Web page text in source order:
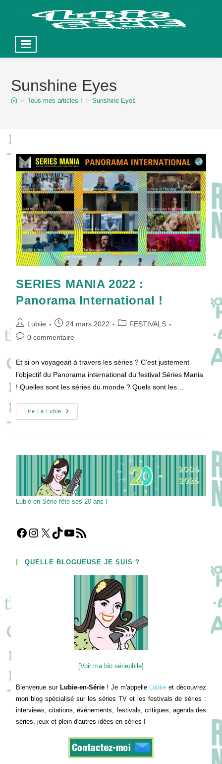
contentSunshine Eyes
> Tous mes articles ! > Sunshine Eyes
SERIES MANIA 2022 :
Panorama International !
Auteur/autrice
de
Lubiie
Publication
publiée :
24 mars 2022
PostFESTIVALS
Commentaires
publication :
0 commentaire
Et si on voyageait à travers les séries ? C’est justement
l’objectif du Panorama international du festival Séries Mania
! Quelles sont les séries du monde ? Quels sont les…
Lire La Lubie
SERIES
MANIA
!
Lubie en Série fête ses 20 ans !
Facebook
Instagram
X TikTokYouTube
Flux RSS
QUELLE BLOGUEUSE JE SUIS ?
[Voir ma bio sériephile]
Bienvenue sur Lubie-en-Série! Je m'appelle Lubiie et découvrez
mon blog spécialisé sur les séries TV et les festivals de séries :
interviews, citations, événements, festivals, critiques, agenda des
séries, jeux et plein d'autres idées en séries !